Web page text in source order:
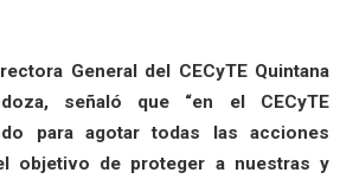
General del CECyTE Quintana
señaló que “en el CECyTE
para agotar todas las acciones
objetivo de proteger a nuestras y